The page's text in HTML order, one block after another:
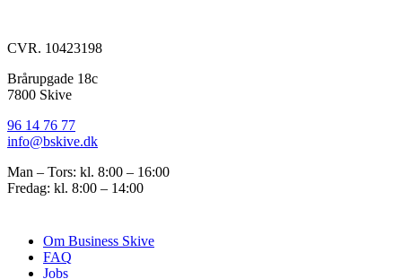
CVR. 10423198
Brårupgade 18c
7800 Skive
96 14 76 77
info@bskive.dk
Man – Tors: kl. 8:00 – 16:00
Fredag: kl. 8:00 – 14:00
Om Business Skive
FAQ
Jobs